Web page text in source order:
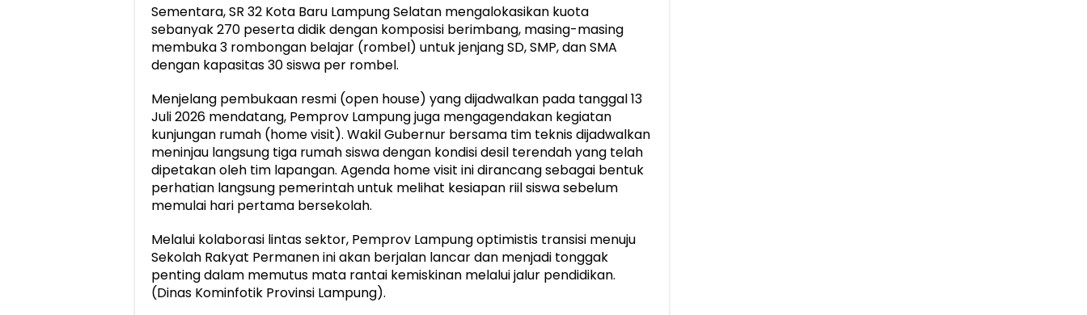
Sementara, SR 32 Kota Baru Lampung Selatan mengalokasikan kuota
sebanyak 270 peserta didik dengan komposisi berimbang, masing-masing
membuka 3 rombongan belajar (rombel) untuk jenjang SD, SMP, dan SMA
dengan kapasitas 30 siswa per rombel.
Menjelang pembukaan resmi (open house) yang dijadwalkan pada tanggal 13
Juli 2026 mendatang, Pemprov Lampung juga mengagendakan kegiatan
kunjungan rumah (home visit). Wakil Gubernur bersama tim teknis dijadwalkan
meninjau langsung tiga rumah siswa dengan kondisi desil terendah yang telah
dipetakan oleh tim lapangan. Agenda home visit ini dirancang sebagai bentuk
perhatian langsung pemerintah untuk melihat kesiapan riil siswa sebelum
memulai hari pertama bersekolah.
Melalui kolaborasi lintas sektor, Pemprov Lampung optimistis transisi menuju
Sekolah Rakyat Permanen ini akan berjalan lancar dan menjadi tonggak
penting dalam memutus mata rantai kemiskinan melalui jalur pendidikan.
(Dinas Kominfotik Provinsi Lampung).